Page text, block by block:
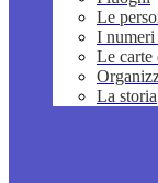
Le
I numeri
Le carte
La storia